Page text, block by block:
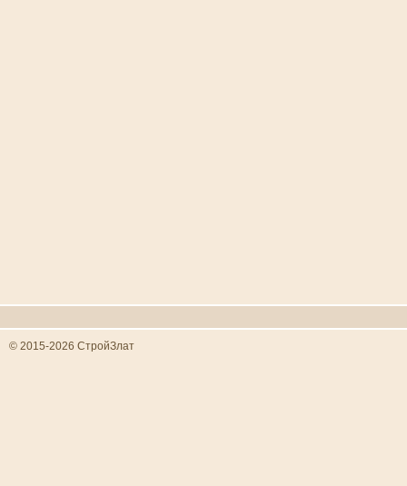
© 2015-2026 СтройЗлат